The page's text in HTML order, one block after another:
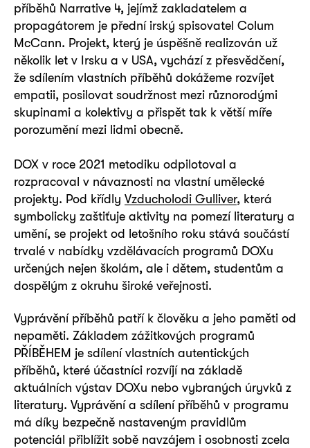
příběhů Narrative 4, jejímž zakladatelem a
propagátorem je přední irský spisovatel Colum
McCann. Projekt, který je úspěšně realizován už
několik let v Irsku a v USA, vychází z přesvědčení,
že sdílením vlastních příběhů dokážeme rozvíjet
empatii, posilovat soudržnost mezi různorodými
skupinami a kolektivy a přispět tak k větší míře
porozumění mezi lidmi obecně.
DOX v roce 2021 metodiku odpilotoval a
rozpracoval v návaznosti na vlastní umělecké
projekty. Pod křídly Vzducholodi Gulliver, která
symbolicky zaštiťuje aktivity na pomezí literatury a
umění, se projekt od letošního roku stává součástí
trvalé v nabídky vzdělávacích programů DOXu
určených nejen školám, ale i dětem, studentům a
dospělým z okruhu široké veřejnosti.
Vyprávění příběhů patří k člověku a jeho paměti od
nepaměti. Základem zážitkových programů
PŘÍBĚHEM je sdílení vlastních autentických
příběhů, které účastníci rozvíjí na základě
aktuálních výstav DOXu nebo vybraných úryvků z
literatury. Vyprávění a sdílení příběhů v programu
má díky bezpečně nastaveným pravidlům
potenciál přiblížit sobě navzájem i osobnosti zcela